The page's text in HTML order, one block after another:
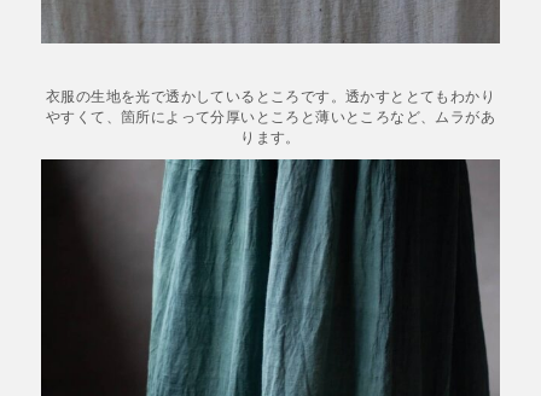
衣服の生地を光で透かしているところです。透かすととてもわかり
やすくて、箇所によって分厚いところと薄いところなど、ムラがあ
ります。